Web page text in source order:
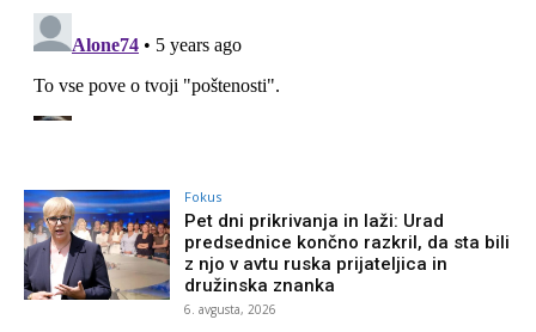
Fokus
Pet dni prikrivanja in laži: Urad
predsednice končno razkril, da sta bili
z njo v avtu ruska prijateljica in
družinska znanka
6. avgusta, 2026